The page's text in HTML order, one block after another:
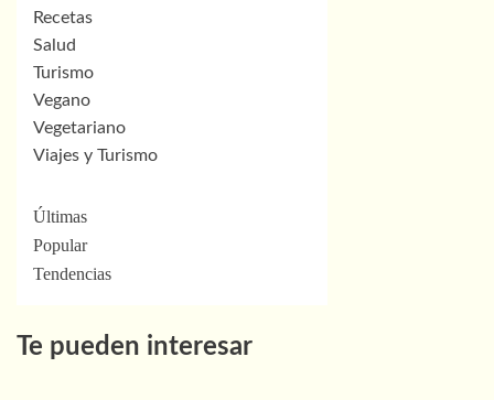
Recetas
Salud
Turismo
Vegano
Vegetariano
Viajes y Turismo
Últimas
Popular
Tendencias
Te pueden interesar